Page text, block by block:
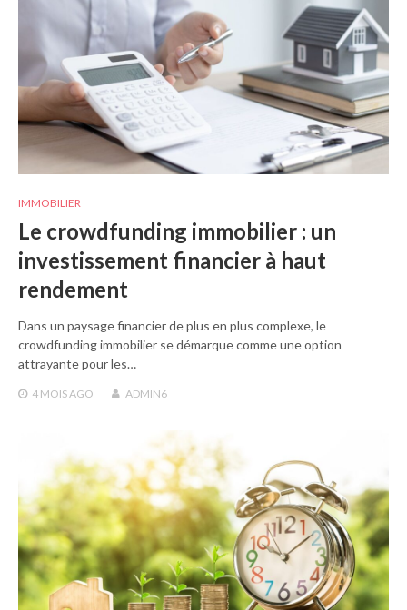
IMMOBILIER
Le crowdfunding immobilier : un
investissement financier à haut
rendement
Dans un paysage financier de plus en plus complexe, le
crowdfunding immobilier se démarque comme une option
attrayante pour les…
4 MOISAGO ADMIN6